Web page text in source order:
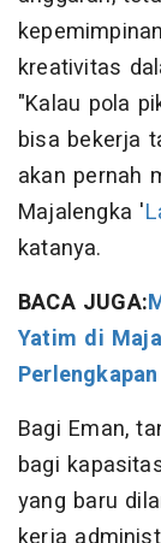
kreativitas
"Kalau pola
bisa bekerja
akan pernah
Majalengka '
katanya.
BACA JUGA:
Yatim di
Bagi Eman,
bagi
yang baru